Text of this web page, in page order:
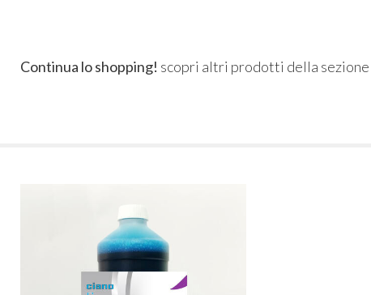
Continua lo shopping! scopri altri prodotti della sezione